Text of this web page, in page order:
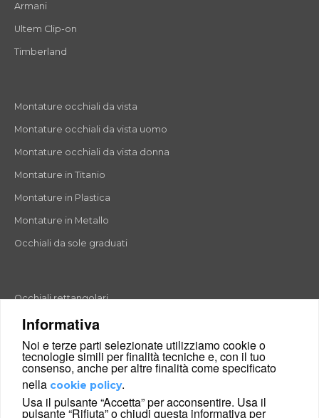
Informativa
Noi e terze parti selezionate utilizziamo cookie o
tecnologie simili per finalità tecniche e, con il tuo
consenso, anche per altre finalità come specificato
nella cookie policy.
Usa il pulsante “Accetta” per acconsentire. Usa il
pulsante “Rifiuta” o chiudi questa informativa per
Armani
Ultem Clip-on
Timberland
Montature occhiali da vista
Montature occhiali da vista uomo
Montature occhiali da vista donna
Montature in Titanio
Montature in Plastica
Montature in Metallo
Occhiali da sole graduati
Occhiali rettangolari
Occhiali rotondi
Occhiali a goccia
Occhiali a farfalla
Occhiali esagonali
Occhiali cat-eyes